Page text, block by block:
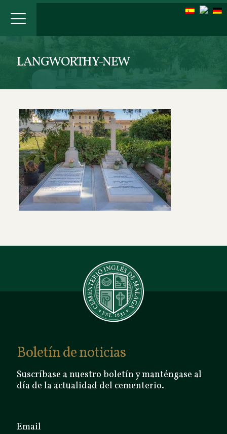
LANGWORTHY-NEW
Boletín de noticias
Suscríbase a nuestro boletín y manténgase al
día de la actualidad del cementerio.
Email